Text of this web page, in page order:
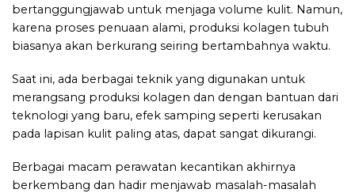
bertanggungjawab untuk menjaga volume kulit. Namun,
karena proses penuaan alami, produksi kolagen tubuh
biasanya akan berkurang seiring bertambahnya waktu.
Saat ini, ada berbagai teknik yang digunakan untuk
merangsang produksi kolagen dan dengan bantuan dari
teknologi yang baru, efek samping seperti kerusakan
pada lapisan kulit paling atas, dapat sangat dikurangi.
Berbagai macam perawatan kecantikan akhirnya
berkembang dan hadir menjawab masalah-masalah